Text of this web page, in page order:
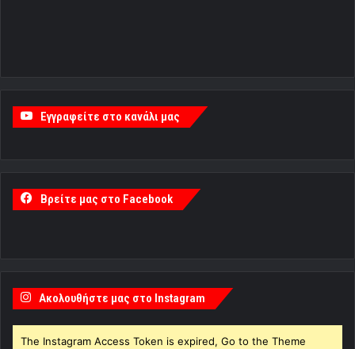
Εγγραφείτε στο κανάλι μας
Βρείτε μας στο Facebook
Ακολουθήστε μας στο Instagram
The Instagram Access Token is expired, Go to the Theme